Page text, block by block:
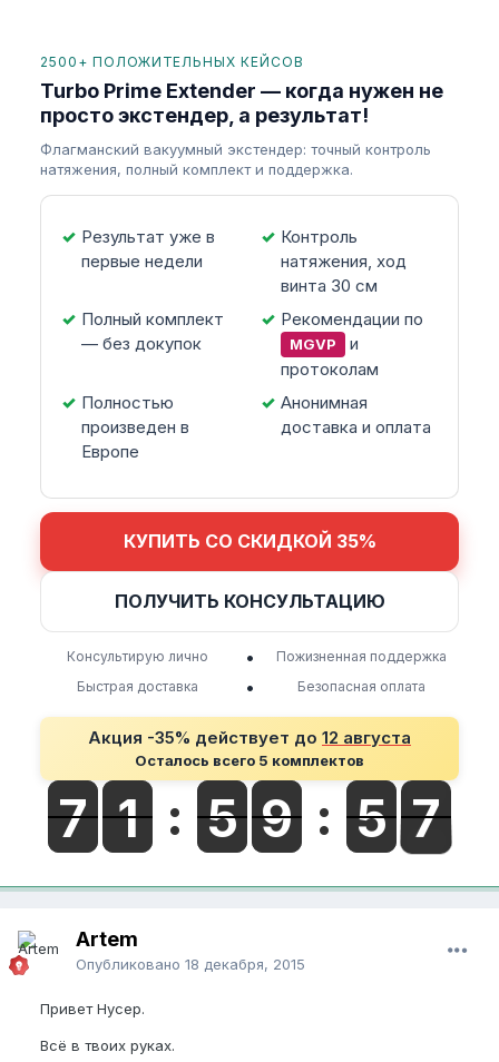
2500+ ПОЛОЖИТЕЛЬНЫХ КЕЙСОВ
Turbo Prime Extender — когда нужен не
просто экстендер, а результат!
Флагманский вакуумный экстендер: точный контроль
натяжения, полный комплект и поддержка.
Результат уже в
первые недели
Контроль
натяжения, ход
винта 30 см
Полный комплект
— без докупок
Рекомендации по
MGVP
и
протоколам
Полностью
произведен в
Европе
Анонимная
доставка и оплата
КУПИТЬ СО СКИДКОЙ 35%
ПОЛУЧИТЬ КОНСУЛЬТАЦИЮ
Консультирую лично •
Пожизненная поддержка
Быстрая доставка
• Безопасная оплата
Акция -35% действует до 12 августа
Осталось всего 5 комплектов
Artem
Опубликовано 18 декабря, 2015
Привет Нусер.
Всё в твоих руках.